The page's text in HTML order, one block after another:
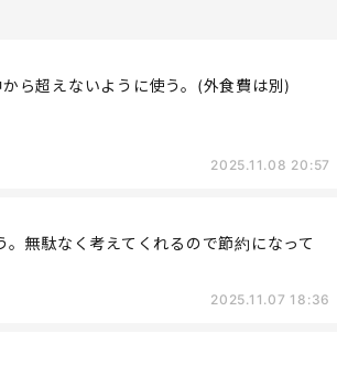
ら超えないように使う。(外食費は別)
2025.11.08 20:57
無駄なく考えてくれるので節約になって
2025.11.07 18:36